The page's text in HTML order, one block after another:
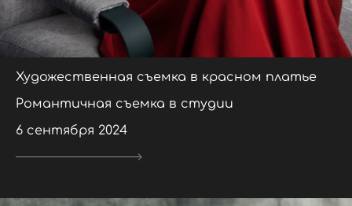
Художественная съемка в красном платье
Романтичная съемка в студии
6 сентября 2024